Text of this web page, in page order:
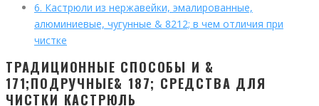
6. Кастрюли из нержавейки, эмалированные,
алюминиевые, чугунные & 8212; в чем отличия при
чистке
ТРАДИЦИОННЫЕ СПОСОБЫ И &
171;ПОДРУЧНЫЕ& 187; СРЕДСТВА ДЛЯ
ЧИСТКИ КАСТРЮЛЬ